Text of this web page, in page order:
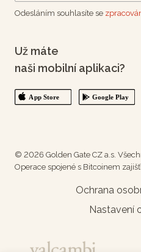
Odesláním souhlasíte se
Už máte
naši mobilní aplikaci?
© 2026 Golden Gate CZ a.s.
Operace spojené s Bitcoinem
Ochrana
Nastavení